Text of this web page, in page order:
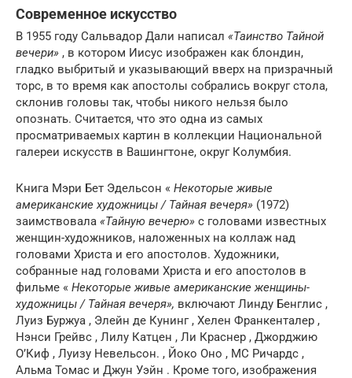
Современное искусство
В 1955 году Сальвадор Дали написал «Таинство Тайной
вечери» , в котором Иисус изображен как блондин,
гладко выбритый и указывающий вверх на призрачный
торс, в то время как апостолы собрались вокруг стола,
склонив головы так, чтобы никого нельзя было
опознать. Считается, что это одна из самых
просматриваемых картин в коллекции Национальной
галереи искусств в Вашингтоне, округ Колумбия.
Книга Мэри Бет Эдельсон « Некоторые живые
американские художницы / Тайная вечеря» (1972)
заимствовала «Тайную вечерю» с головами известных
женщин-художников, наложенных на коллаж над
головами Христа и его апостолов. Художники,
собранные над головами Христа и его апостолов в
фильме « Некоторые живые американские женщины-
художницы / Тайная вечеря», включают Линду Бенглис ,
Луиз Буржуа , Элейн де Кунинг , Хелен Франкенталер ,
Нэнси Грейвс , Лилу Катцен , Ли Краснер , Джорджию
О’Киф , Луизу Невельсон. , Йоко Оно , MC Ричардс ,
Альма Томас и Джун Уэйн . Кроме того, изображения